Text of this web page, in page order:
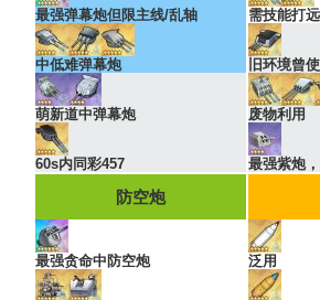
最强弹幕炮但限主线/乱轴
中低难弹幕炮
萌新道中弹幕炮
60s内同彩457
需技能打
旧环境曾
废物利用
最强紫炮
防空炮
最强贪命中防空炮 泛用